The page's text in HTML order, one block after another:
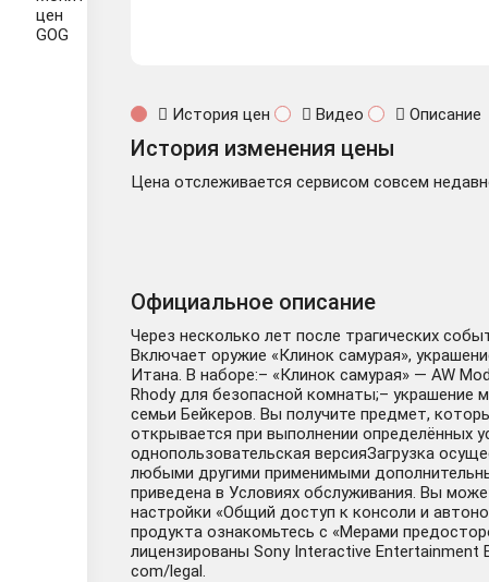
История цен Видео Описание
История изменения цены
Цена отслеживается сервисом совсем
Официальное описание
Через несколько лет после трагических
Включает оружие «Клинок самурая»,
Итана. В наборе:– «Клинок самурая» — AW
Rhody для безопасной комнаты;– украшение
семьи Бейкеров. Вы получите предмет,
открывается при выполнении определённых
однопользовательская версияЗагрузка
любыми другими применимыми
приведена в Условиях обслуживания. Вы
настройки «Общий доступ к консоли и
продукта ознакомьтесь с «Мерами
лицензированы Sony Interactive Entertainment
com/legal.